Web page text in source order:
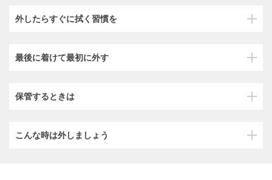
外したらすぐに拭く習慣を
最後に着けて最初に外す
保管するときは
こんな時は外しましょう